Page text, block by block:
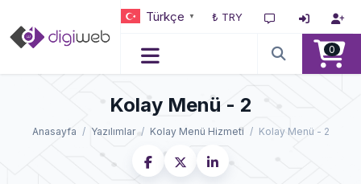
Türkçe ▼ ₺ TRY
0
Kolay Menü - 2
Anasayfa Yazılımlar Kolay Menü Hizmeti Kolay Menü - 2